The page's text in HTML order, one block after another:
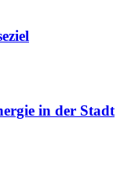
in der Stadt